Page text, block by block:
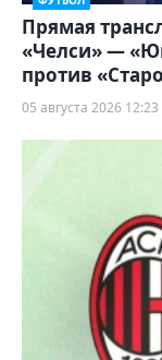
Прямая
«Челси» —
против
05 августа 2026 12:23